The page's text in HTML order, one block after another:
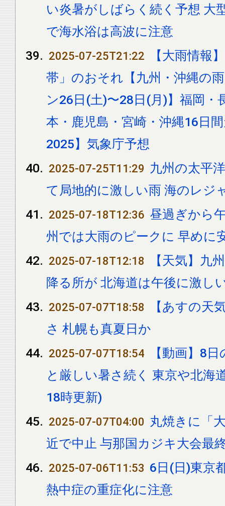
い炎暑がしばらく続く予想 大
で海水浴は高波に注意
2025-07-25T21:22
【大雨情報
帯」のおそれ【九州・沖縄の
ン26日(土)〜28日(月)】福岡・
本・鹿児島・宮崎・沖縄16日
2025】気象庁予想
2025-07-25T11:29 九州の太平
て局地的に激しい雨 海のレジ
2025-07-18T12:36 昼過ぎから
州では大雨のピークに 早めに
2025-07-18T12:18
【天気】九
降る所が 北海道は午後に激し
2025-07-07T18:58
【あすの天
さ 札幌も真夏日か
2025-07-07T18:54
【動画】8
と厳しい暑さ続く 東京や北海
18時更新)
2025-07-07T04:00 丸焼きに「
近で中止 与那国カジキ大会最
2025-07-06T11:53 6日(日)東京
熱中症の重症化に注意